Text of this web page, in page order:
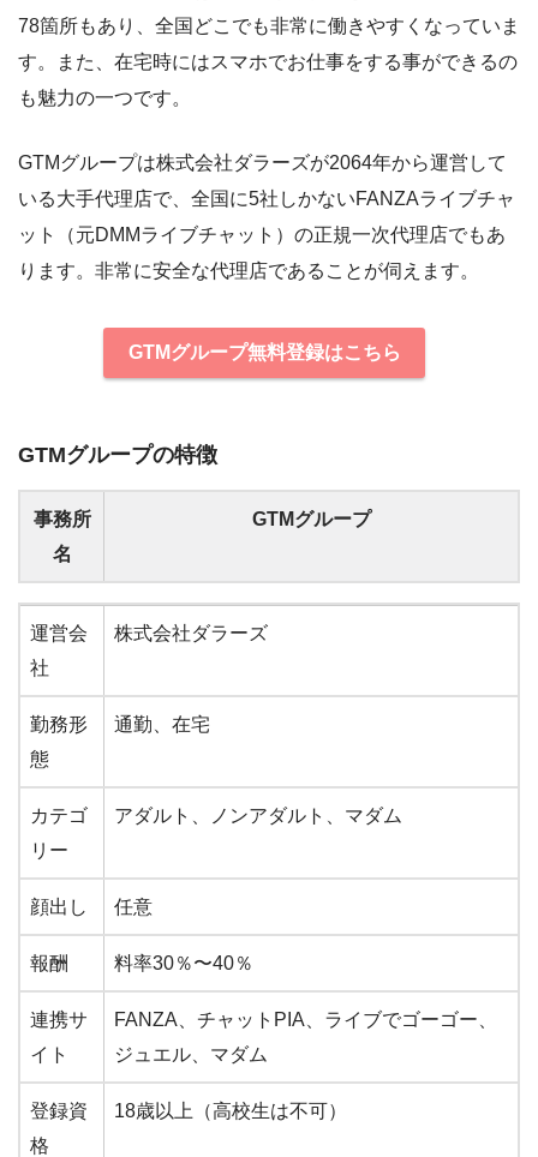
78箇所もあり、全国どこでも非常に働きやすくなっていま
す。また、在宅時にはスマホでお仕事をする事ができるの
も魅力の一つです。
GTMグループは株式会社ダラーズが2064年から運営して
いる大手代理店で、全国に5社しかないFANZAライブチャ
ット（元DMMライブチャット）の正規一次代理店でもあ
ります。非常に安全な代理店であることが伺えます。
GTMグループ無料登録はこちら
GTMグループの特徴
事務所
名
GTMグループ
事務所
GTMグループ
運営会
社
株式会社ダラーズ
勤務形
態
通勤、在宅
カテゴ
リー
アダルト、ノンアダルト、マダム
顔出し 任意
報酬 料率30％〜40％
連携サ
イト
FANZA、チャットPIA、ライブでゴーゴー、
ジュエル、マダム
登録資
格
18歳以上（高校生は不可）